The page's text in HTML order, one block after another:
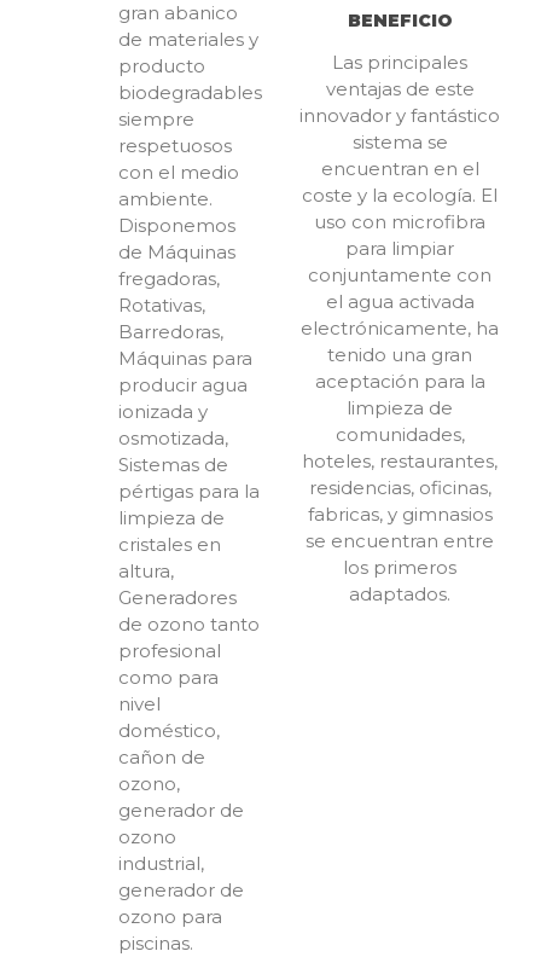
gran abanico
de materiales y
producto
biodegradables
siempre
respetuosos
con el medio
ambiente.
Disponemos
de Máquinas
fregadoras,
Rotativas,
Barredoras,
Máquinas para
producir agua
ionizada y
osmotizada,
Sistemas de
pértigas para la
limpieza de
cristales en
altura,
Generadores
de ozono tanto
profesional
como para
nivel
doméstico,
cañon de
ozono,
generador de
ozono
industrial,
generador de
ozono para
piscinas.
BENEFICIO
Las principales
ventajas de este
innovador y fantástico
sistema se
encuentran en el
coste y la ecología. El
uso con microfibra
para limpiar
conjuntamente con
el agua activada
electrónicamente, ha
tenido una gran
aceptación para la
limpieza de
comunidades,
hoteles, restaurantes,
residencias, oficinas,
fabricas, y gimnasios
se encuentran entre
los primeros
adaptados.